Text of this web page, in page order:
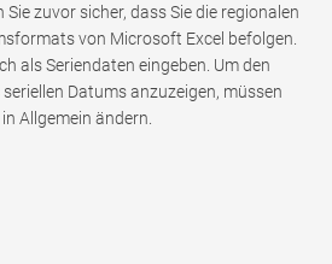
Sie zuvor sicher, dass Sie die regionalen
von Microsoft Excel befolgen.
als Seriendaten eingeben. Um den
Datums anzuzeigen, müssen
Allgemein ändern.